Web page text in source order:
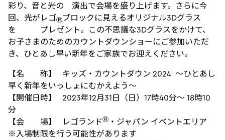
彩り、音と光の 演出で会場を盛り上げます。さらに今
回、光がレゴⓇブロックに見えるオリジナル3Dグラス
を プレゼント。この不思議な3Dグラスをかけて、
お子さまのためのカウントダウンショーにご参加いただ
き、ひとあし早い新年をご家族でお迎えください。
【名 称】 キッズ・カウントダウン 2024 〜ひとあし
早く新年をいっしょにむかえよう〜
【開催日時】 2023年12月31日（日）17時40分～ 18時10
分
【会 場】 レゴランドⓇ ・ジャパン イベントエリア
※入場制限を行う可能性があります